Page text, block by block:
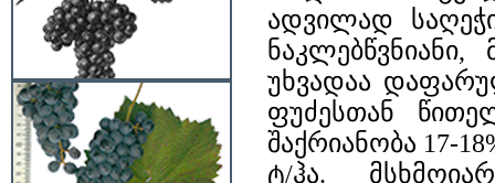
ადვილად
უხვადაა
ფუძესთან
შაქრიანობა 17-
ტ/ჰა.